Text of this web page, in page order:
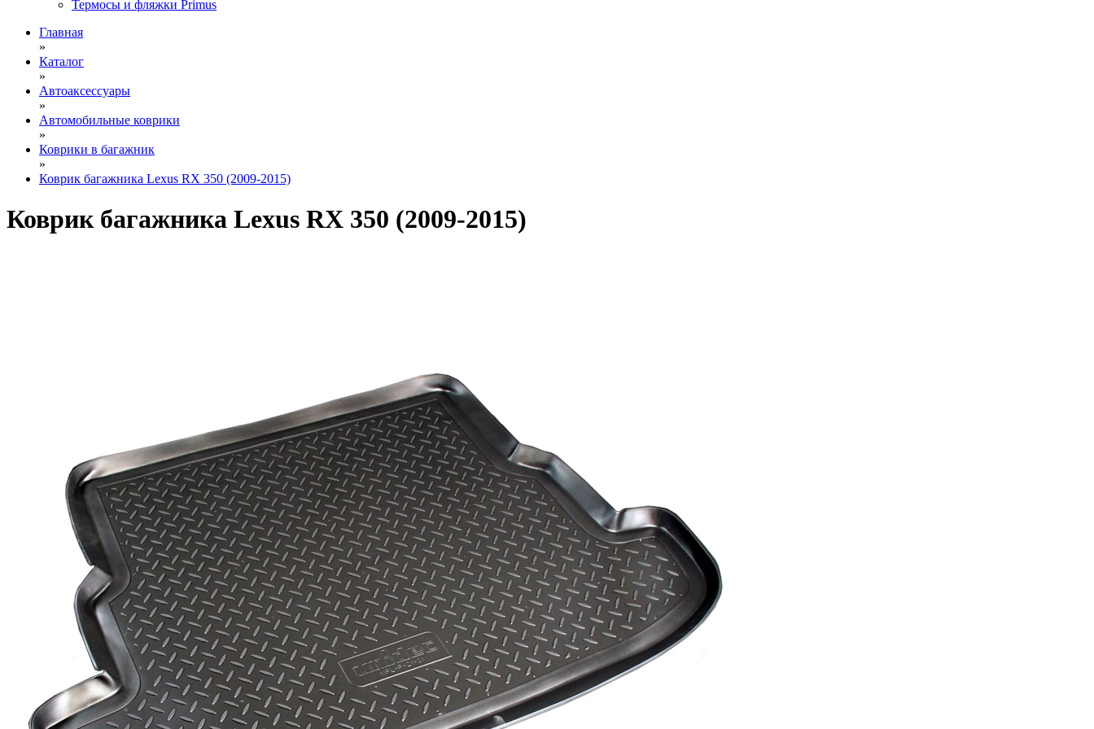
Термосы и фляжки Primus
Главная
»
Каталог
»
Автоаксессуары
»
Автомобильные коврики
»
Коврики в багажник
»
Коврик багажника Lexus RX 350 (2009-2015)
Коврик багажника Lexus RX 350 (2009-2015)